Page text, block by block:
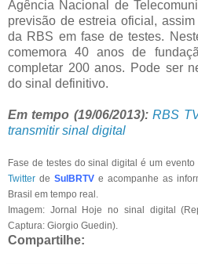
Agência Nacional de
previsão de estreia oficial,
da RBS em fase de testes.
comemora 40 anos de
completar 200 anos. Pode ser
do sinal definitivo.
Em tempo (19/06/2013):RBS
transmitir sinal digital
Fase de testes do sinal digital é um
Twitter de SulBRTVe acompanhe as
Brasil em tempo real.
Imagem: Jornal Hoje no sinal digital
Captura: Giorgio Guedin).
Compartilhe: